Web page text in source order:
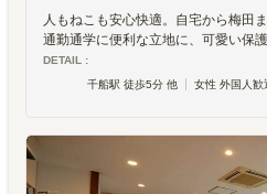
人もねこも安心快適。自宅から梅田
通勤通学に便利な立地に、可愛い保
DETAIL :
千船駅 徒歩5分 他
女性 外国人歓